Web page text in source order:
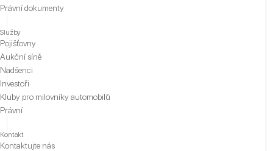
Právní dokumenty
Služby
Pojišťovny
Aukční síně
Nadšenci
Investoři
Kluby pro milovníky automobilů
Právní
Kontakt
Kontaktujte nás